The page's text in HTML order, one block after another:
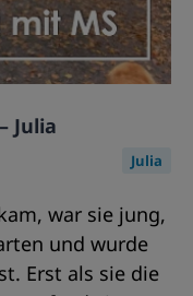
Julia
Julia
war sie jung,
und wurde
Erst als sie die